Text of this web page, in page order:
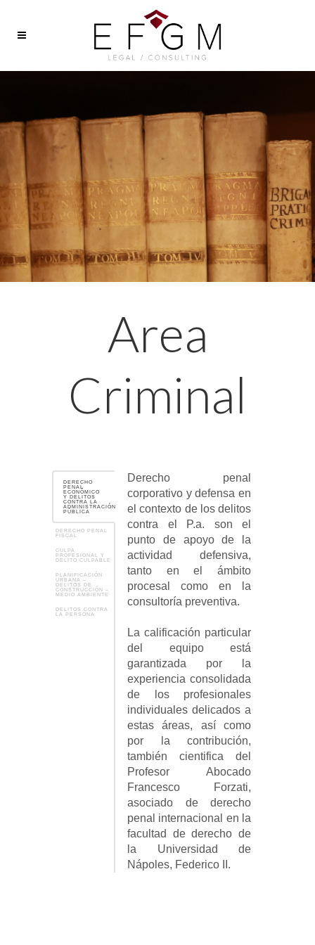
Area
Criminal
DERECHO
PENAL
ECONÓMICO
Y DELITOS
CONTRA LA
ADMINISTRACIÓN
PÚBLICA
DERECHO PENAL
FISCAL
CULPA
PROFESIONAL Y
DELITO CULPABLE
PLANIFICACIÓN
URBANA –
DELITOS DE
CONSTRUCCIÓN –
MEDIO AMBIENTE
DELITOS CONTRA
LA PERSONA
Derecho penal
corporativo y defensa en
el contexto de los delitos
contra el P.a. son el
punto de apoyo de la
actividad defensiva,
tanto en el ámbito
procesal como en la
consultoría preventiva.
La calificación particular
del equipo está
garantizada por la
experiencia consolidada
de los profesionales
individuales delicados a
estas áreas, así como
por la contribución,
también cientifica del
Profesor Abocado
Francesco Forzati,
asociado de derecho
penal internacional en la
facultad de derecho de
la Universidad de
Nápoles, Federico II.